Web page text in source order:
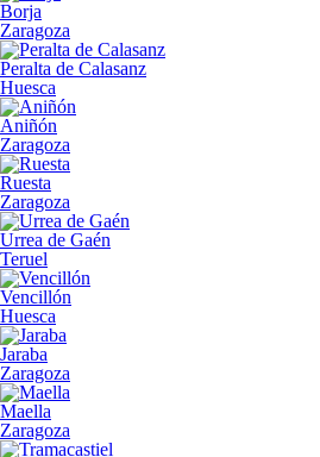
Borja
Zaragoza
Peralta de Calasanz
Huesca
Aniñón
Zaragoza
Ruesta
Zaragoza
Urrea de Gaén
Teruel
Vencillón
Huesca
Jaraba
Zaragoza
Maella
Zaragoza